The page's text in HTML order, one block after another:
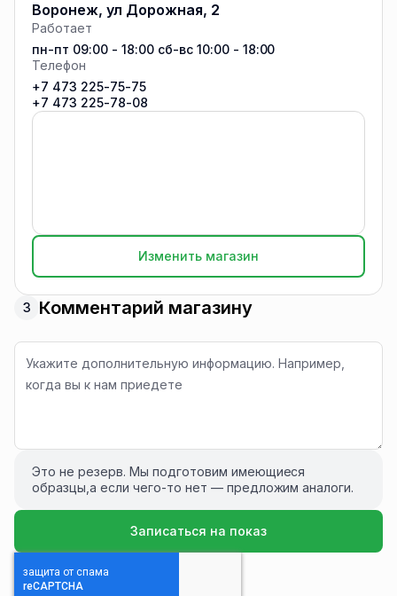
Воронеж, ул Дорожная, 2
Работает
пн-пт 09:00 - 18:00 сб-вс10:00 - 18:00
Телефон
+7 473 225-75-75
+7 473 225-78-08
Изменить магазин
3 Комментарий магазину
Это не резерв. Мы подготовим имеющиеся
образцы,а если чего-то нет — предложим аналоги.
Записаться на показ